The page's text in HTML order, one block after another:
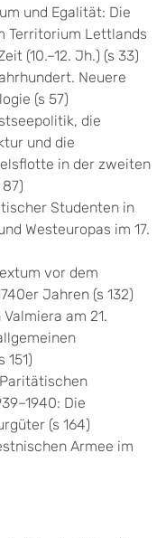
und Egalität: Die
Territorium Lettlands
(10.–12. Jh.) (s 33)
Neuere
(s 57)
die
und die
in der zweiten
Studenten in
Westeuropas im 17.
vor dem
Jahren (s 132)
am 21.
151)
Die
(s 164)
Armee im